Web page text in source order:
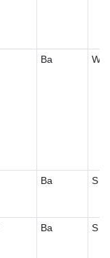
Ba W
Ba S
Ba S